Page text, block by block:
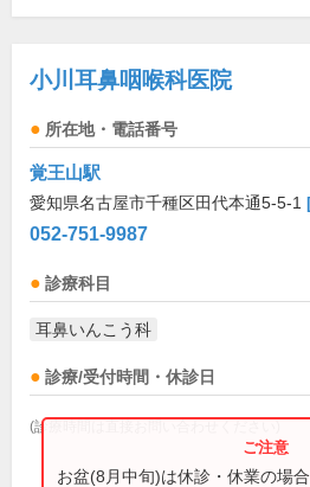
小川耳鼻咽喉科医院
所在地・電話番号
覚王山駅
愛知県名古屋市千種区田代本通5-5-1
052-751-9987
診療科目
耳鼻いんこう科
診療/受付時間・休診日
(診療時間は直接お問い合わせください)
お盆(8月中旬)は休診・休業の場